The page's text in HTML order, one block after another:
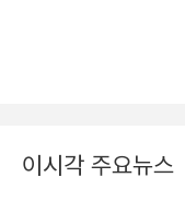
이시각 주요뉴스